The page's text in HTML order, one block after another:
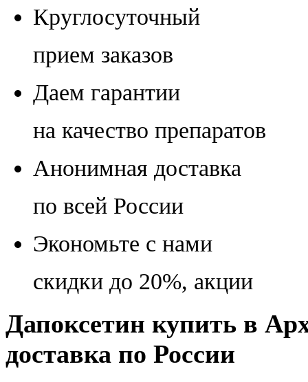
Круглосуточный
прием заказов
Даем гарантии
на качество препаратов
Анонимная доставка
по всей России
Экономьте с нами
скидки до 20%, акции
Дапоксетин купить в
доставка по России